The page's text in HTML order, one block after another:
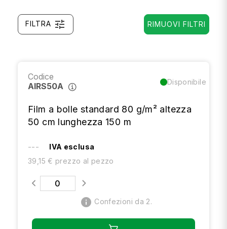
FILTRA tune RIMUOVI FILTRI
Codice
AIRS50A
Disponibile
Film a bolle standard 80 g/m² altezza
50 cm lunghezza 150 m
---
IVA esclusa
39,15 € prezzo al pezzo
info Confezioni da 2.